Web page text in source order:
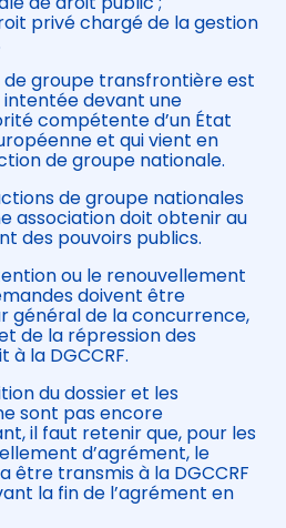
privé chargé de la gestion
de groupe transfrontière est
devant une
compétente d’un État
et qui vient en
de groupe nationale.
de groupe nationales
association doit obtenir au
des pouvoirs publics.
ou le renouvellement
doivent être
général de la concurrence,
de la répression des
la DGCCRF.
du dossier et les
sont pas encore
il faut retenir que, pour les
d’agrément, le
être transmis à la DGCCRF
la fin de l’agrément en